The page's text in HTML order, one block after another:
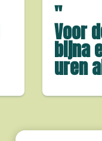
"
Voor
bijna
uren